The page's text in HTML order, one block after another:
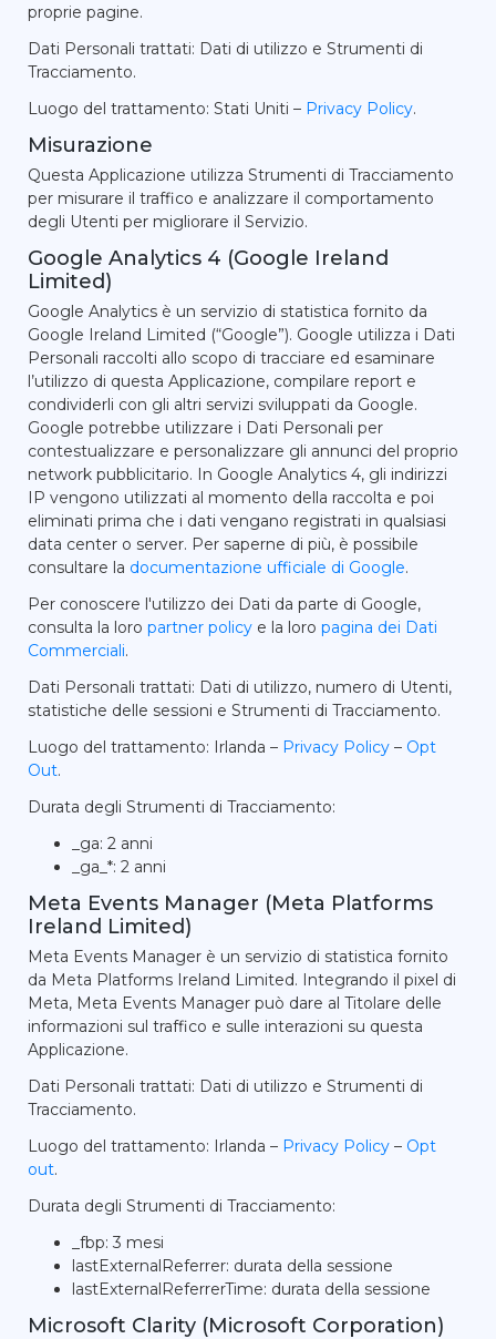
proprie pagine.
Dati Personali trattati: Dati di utilizzo e Strumenti di
Tracciamento.
Luogo del trattamento: Stati Uniti – Privacy Policy.
Misurazione
Questa Applicazione utilizza Strumenti di Tracciamento
per misurare il traffico e analizzare il comportamento
degli Utenti per migliorare il Servizio.
Google Analytics 4 (Google Ireland
Limited)
Google Analytics è un servizio di statistica fornito da
Google Ireland Limited (“Google”). Google utilizza i Dati
Personali raccolti allo scopo di tracciare ed esaminare
l’utilizzo di questa Applicazione, compilare report e
condividerli con gli altri servizi sviluppati da Google.
Google potrebbe utilizzare i Dati Personali per
contestualizzare e personalizzare gli annunci del proprio
network pubblicitario. In Google Analytics 4, gli indirizzi
IP vengono utilizzati al momento della raccolta e poi
eliminati prima che i dati vengano registrati in qualsiasi
data center o server. Per saperne di più, è possibile
consultare la documentazione ufficiale di Google.
Per conoscere l'utilizzo dei Dati da parte di Google,
consulta la loro partner policy e la loro pagina dei Dati
Commerciali.
Dati Personali trattati: Dati di utilizzo, numero di Utenti,
statistiche delle sessioni e Strumenti di Tracciamento.
Luogo del trattamento: Irlanda – Privacy Policy – Opt
Out.
Durata degli Strumenti di Tracciamento:
_ga: 2 anni
_ga_*: 2 anni
Meta Events Manager (Meta Platforms
Ireland Limited)
Meta Events Manager è un servizio di statistica fornito
da Meta Platforms Ireland Limited. Integrando il pixel di
Meta, Meta Events Manager può dare al Titolare delle
informazioni sul traffico e sulle interazioni su questa
Applicazione.
Dati Personali trattati: Dati di utilizzo e Strumenti di
Tracciamento.
Luogo del trattamento: Irlanda – Privacy Policy – Opt
out.
Durata degli Strumenti di Tracciamento:
_fbp: 3 mesi
lastExternalReferrer: durata della sessione
lastExternalReferrerTime: durata della sessione
Microsoft Clarity (Microsoft Corporation)